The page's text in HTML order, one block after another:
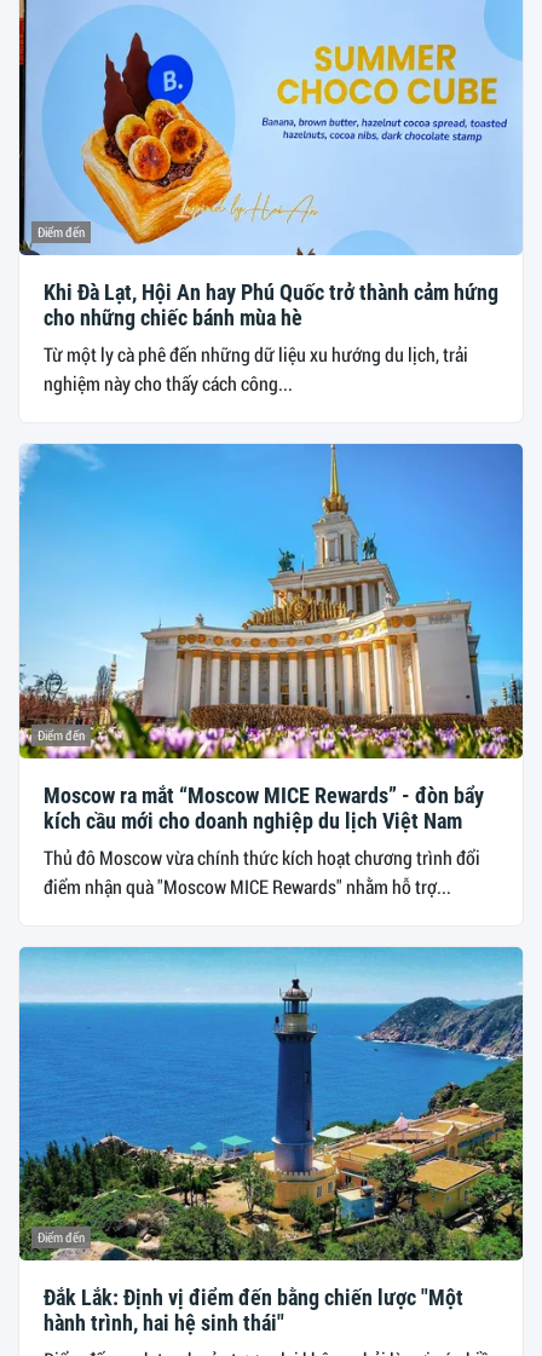
Điểm đến
Khi Đà Lạt, Hội An hay Phú Quốc trở thành cảm hứng
cho những chiếc bánh mùa hè
Từ một ly cà phê đến những dữ liệu xu hướng du lịch, trải
nghiệm này cho thấy cách công...
Điểm đến
Moscow ra mắt “Moscow MICE Rewards” - đòn bẩy
kích cầu mới cho doanh nghiệp du lịch Việt Nam
Thủ đô Moscow vừa chính thức kích hoạt chương trình đổi
điểm nhận quà "Moscow MICE Rewards" nhằm hỗ trợ...
Điểm đến
Đắk Lắk: Định vị điểm đến bằng chiến lược "Một
hành trình, hai hệ sinh thái"